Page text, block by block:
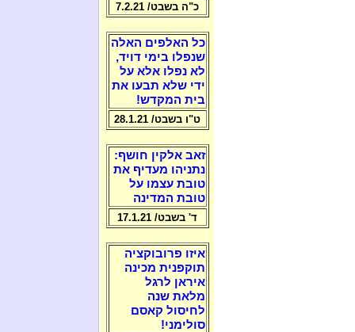
כ"ה בשבט/ 7.2.21
כל האלפים האלה
שנפלו בימי דויד,
לא נפלו אלא על
ידי שלא תבעו את
בית המקדש!
ט"ו בשבט/ 28.1.21
זאב אלקין חושף:
נתניהו מעדיף את
טובת עצמו על
טובת המדינה
ד' בשבט/ 17.1.21
איזו פרובוקציה
תוקפנית מכינה
איראן לרגל
מלאת שנה
לחיסול קאסם
סולימני!